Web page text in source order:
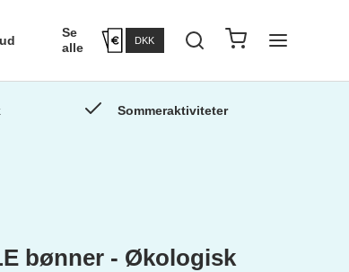
Se
alle
DKK
Sommeraktiviteter
bønner - Økologisk